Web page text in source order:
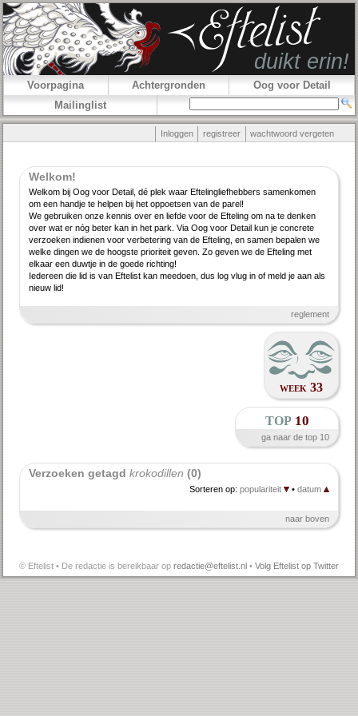
Voorpagina Achtergronden
Oog voor Detail
Mailinglist
Inloggen registreer wachtwoord vergeten
Welkom!
Welkom bij Oog voor Detail, dé plek waar Efteling­lief­hebbers samenkomen
om een handje te helpen bij het oppoetsen van de parel!
We gebruiken onze kennis over en liefde voor de Efteling om na te denken
over wat er nóg beter kan in het park. Via Oog voor Detail kun je concrete
verzoeken indienen voor verbe­tering van de Efteling, en samen bepalen we
welke dingen we de hoogste priori­teit geven. Zo geven we de Efteling met
elkaar een duwtje in de goede richting!
Iedereen die lid is van Eftelist kan meedoen, dus log vlug in of meld je aan als
nieuw lid!
reglement
week 33
top 10
ga naar de top 10
Verzoeken getagd krokodillen (0)
Sorteren op: populariteit • datum
naar boven
© Eftelist • De redactie is bereikbaar op redactie@eftelist.nl • Volg Eftelist op Twitter